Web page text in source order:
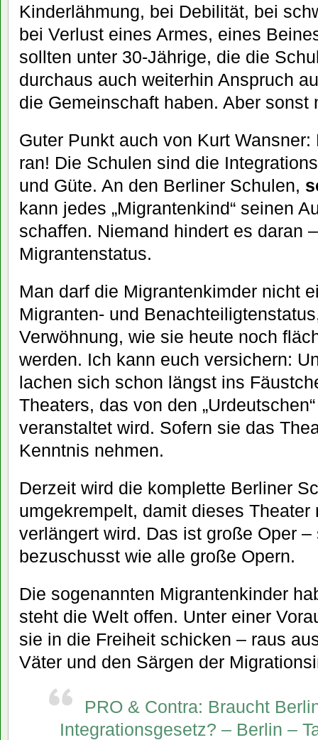
Kinderlähmung, bei Debilität, bei
bei Verlust eines Armes, eines
sollten unter 30-Jährige, die die
durchaus auch weiterhin Anspruch
die Gemeinschaft haben. Aber sonst
Guter Punkt auch von Kurt
ran! Die Schulen sind die
und Güte. An den Berliner Schulen,
kann jedes „Migrantenkind“ seinen
schaffen. Niemand hindert es daran
Migrantenstatus.
Man darf die Migrantenkimder nicht
Migranten- und
Verwöhnung, wie sie heute noch
werden. Ich kann euch versichern:
lachen sich schon längst ins
Theaters, das von den
veranstaltet wird. Sofern sie das
Kenntnis nehmen.
Derzeit wird die komplette Berliner
umgekrempelt, damit dieses Theater
verlängert wird. Das ist große Oper
bezuschusst wie alle große Opern.
Die sogenannten Migrantenkinder
steht die Welt offen. Unter einer
sie in die Freiheit schicken – raus
Väter und den Särgen der
PRO & Contra: Braucht
Integrationsgesetz? – Berlin –